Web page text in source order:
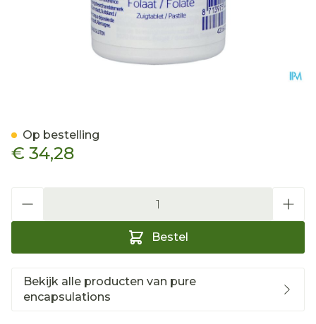
€ 34,28
Bestel
Op bestelling
Bekijk alle producten van pure
encapsulations